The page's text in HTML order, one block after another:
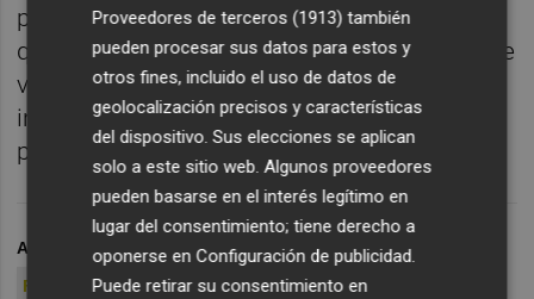
público al mal encuentro del equipo: "Desde
que estoy aquí es el partido más duro que he
vivido [...] es de las pocas veces que me han
increpado en mi campo [...] estaba sufriendo
por mí y mis compañeros", confesaba.
ARCHIVADO EN ELCHE CF
ATHLETIC DE BILBAO
FIDEL CHAVES
Proveedores de terceros (1913) también
pueden procesar sus datos para estos y
otros fines, incluido el uso de datos de
geolocalización precisos y características
del dispositivo. Sus elecciones se aplican
solo a este sitio web. Algunos proveedores
pueden basarse en el interés legítimo en
lugar del consentimiento; tiene derecho a
oponerse enConfiguración de publicidad
Puede retirar su consentimiento en